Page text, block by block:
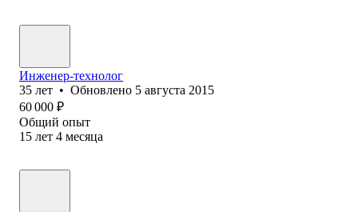
Инженер-технолог
35 лет • Обновлено 5 августа 2015
60 000 ₽
Общий опыт
15 лет 4 месяца